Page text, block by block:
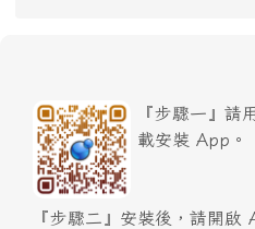
『步驟一』請
載安裝 App。
『步驟二』安裝後，請開啟